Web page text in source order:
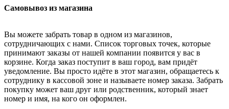
Самовывоз из магазина
Вы можете забрать товар в одном из магазинов,
сотрудничающих с нами. Список торговых точек, которые
принимают заказы от нашей компании появится у вас в
корзине. Когда заказ поступит в ваш город, вам придёт
уведомление. Вы просто идёте в этот магазин, обращаетесь к
сотруднику в кассовой зоне и называете номер заказа. Забрать
покупку может ваш друг или родственник, который знает
номер и имя, на кого он оформлен.